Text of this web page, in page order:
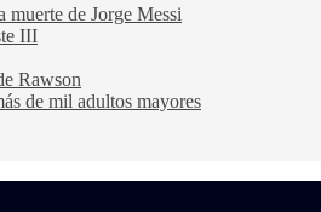
de Jorge Messi
III
Rawson
de mil adultos mayores